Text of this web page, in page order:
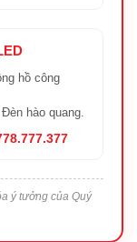
hồ công
hào quang.
ý tưởng của Quý